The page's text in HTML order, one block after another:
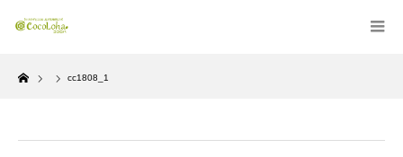
Home
cc1808_1